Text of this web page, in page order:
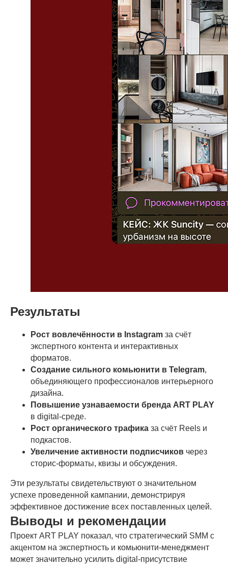
Результаты
Рост вовлечённости в Instagram за счёт
экспертного контента и интерактивных
форматов.
Создание сильного комьюнити в Telegram,
объединяющего профессионалов интерьерного
дизайна.
Повышение узнаваемости бренда ART PLAY
в digital-среде.
Рост органического трафика за счёт Reels и
подкастов.
Увеличение активности подписчиков через
сторис-форматы, квизы и обсуждения.
Эти результаты свидетельствуют о значительном
успехе проведенной кампании, демонстрируя
эффективное достижение всех поставленных целей.
Выводы и рекомендации
Проект ART PLAY показал, что стратегический SMM с
акцентом на экспертность и комьюнити-менеджмент
может значительно усилить digital-присутствие